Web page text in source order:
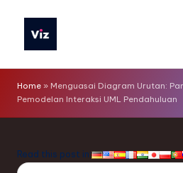
iz
T
o
Home » Menguasai Diagram Urutan:
Pemodelan Interaksi UML Pendahuluan
Read this post in: